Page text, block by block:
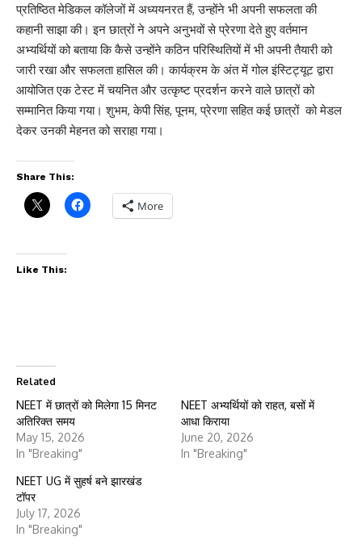
प्रतिष्ठित मेडिकल कॉलेजों में अध्ययनरत हैं, उन्होंने भी अपनी सफलता की
कहानी साझा की। इन छात्रों ने अपने अनुभवों से प्रेरणा देते हुए वर्तमान
अभ्यर्थियों को बताया कि कैसे उन्होंने कठिन परिस्थितियों में भी अपनी तैयारी को
जारी रखा और सफलता हासिल की। कार्यक्रम के अंत में गोल इंस्टिट्यूट द्वारा
आयोजित एक टेस्ट में चयनित और उत्कृष्ट प्रदर्शन करने वाले छात्रों को
सम्मानित किया गया। शुभम, केपी सिंह, पूनम, प्रेरणा सहित कई छात्रों को मेडल
देकर उनकी मेहनत को सराहा गया।
Share This:
More
Like This:
Related
NEET में छात्रों को मिलेगा 15 मिनट
अतिरिक्त समय
May 15, 2026
In "Breaking"
NEET अभ्यर्थियों को राहत, बसों में
आधा किराया
June 20, 2026
In "Breaking"
NEET UG में सुहर्ष बने झारखंड
टॉपर
July 17, 2026
In "Breaking"